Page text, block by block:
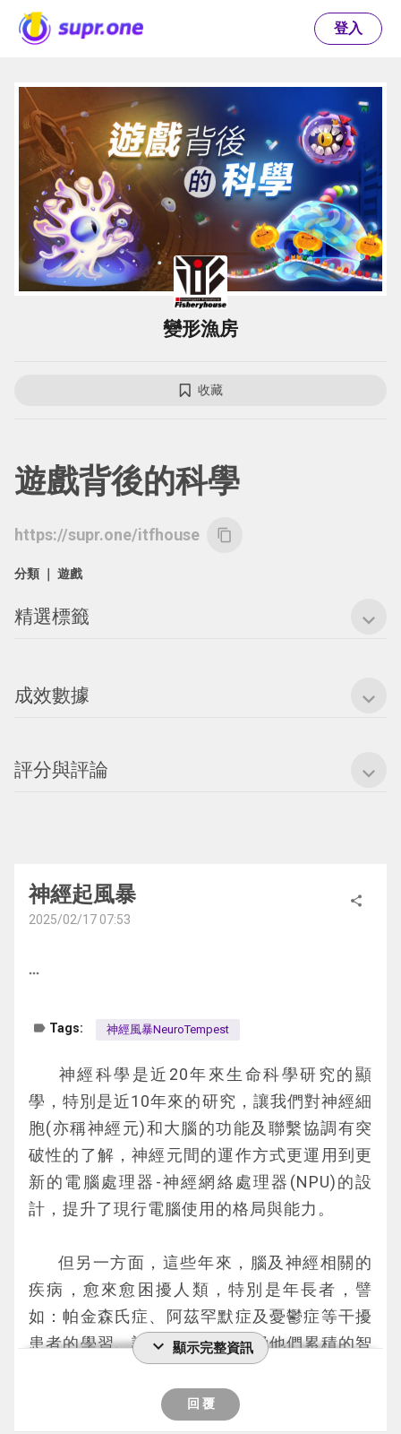
登入
變形漁房
收藏
遊戲背後的科學
https://supr.one/itfhouse content_copy
分類 ｜ 遊戲
精選標籤 expand_more
神經起風暴
2025/02/17 07:53
share
more_horiz
label Tags: 神經風暴NeuroTempest
學，特別是近10年來的研究，讓我們對神經細
胞(亦稱神經元)和大腦的功能及聯繫協調有突
破性的了解，神經元間的運作方式更運用到更
新的電腦處理器-神經網絡處理器(NPU)的設
計，提升了現行電腦使用的格局與能力。
疾病，愈來愈困擾人類，特別是年長者，譬
如：帕金森氏症、阿茲罕默症及憂鬱症等干擾
患者的學習、記憶及思考，威脅他們累積的智
慧。這些因為神經細胞受到藥物影響、意外傷
害、遺傳疾病或老化所引發的擾人疾病，都有
待我們投入更多的研究，當我們對神經細胞的
expand_more 顯示完整資訊
回 覆
成效數據 expand_more
評分與評論 expand_more